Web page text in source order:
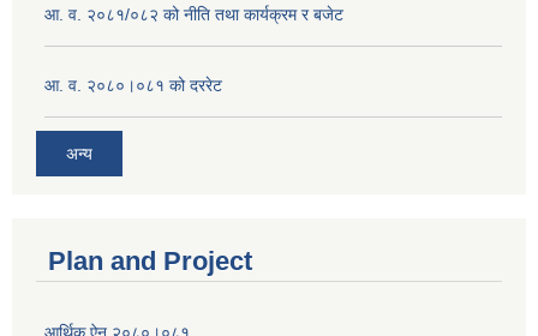
आ. व. २०८१/०८२ को नीति तथा कार्यक्रम र बजेट
आ. व. २०८०।०८१ को दररेट
अन्य
Plan and Project
आर्थिक ऐन २०८०।०८१